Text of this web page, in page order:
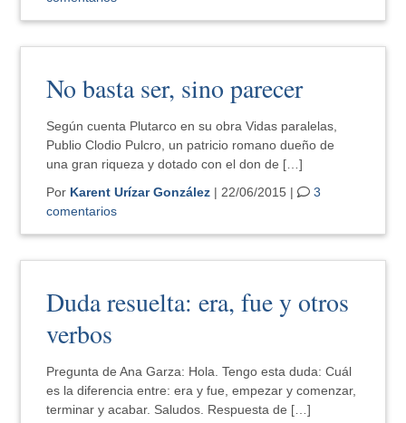
No basta ser, sino parecer
Según cuenta Plutarco en su obra Vidas paralelas,
Publio Clodio Pulcro, un patricio romano dueño de
una gran riqueza y dotado con el don de […]
Por Karent Urízar González | 22/06/2015 |
3
comentarios
Duda resuelta: era, fue y otros
verbos
Pregunta de Ana Garza: Hola. Tengo esta duda: Cuál
es la diferencia entre: era y fue, empezar y comenzar,
terminar y acabar. Saludos. Respuesta de […]